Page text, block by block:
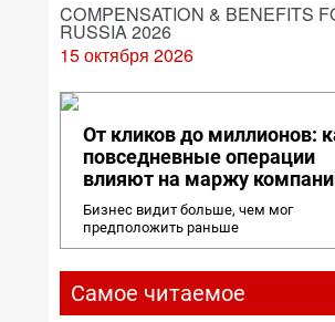
COMPENSATION & BENEFITS
RUSSIA 2026
15 октября 2026
От кликов до миллионов:
повседневные операции
влияют на маржу
Бизнес видит больше, чем мог
предположить раньше
Самое читаемое